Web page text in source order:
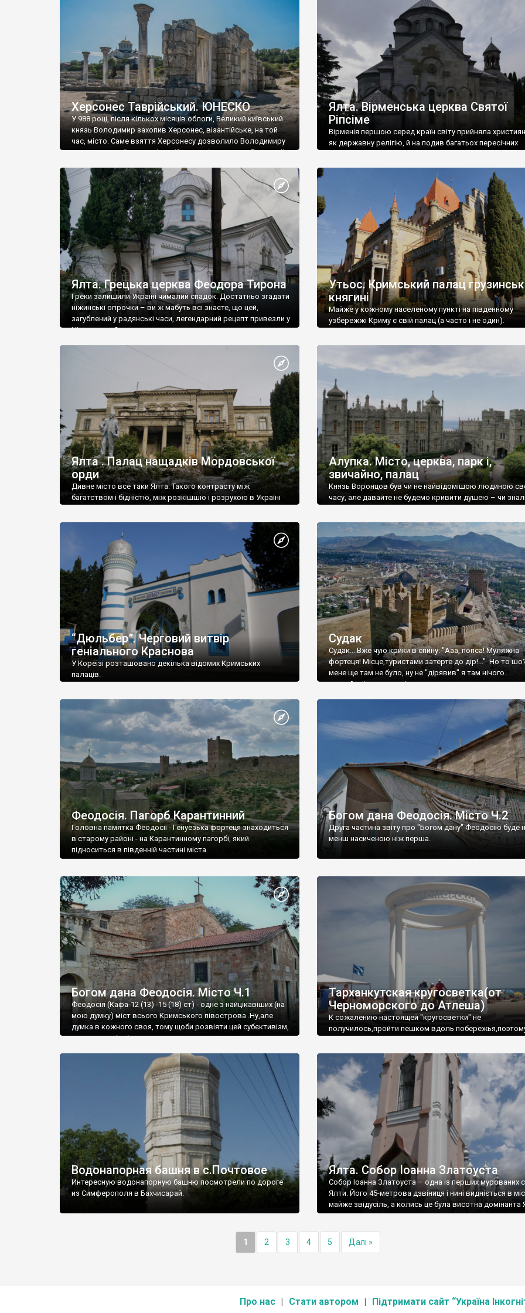
візантійської доби. Раритети викрадені з фондів об’єкту
культурної спадщини ЮНЕСКО «Херсонеса Таврійського».
Офіційно – на виставку «Золото Візантії», але експерти та
влада в Україні вважають це лише […]
називаються «повстяками» (postaki)…” “Вино. Крим
виробляє відмінне вино і його вдосталь: воно все
легке біле і дуже […]
Херсонес Таврійський. ЮНЕСКО
У 988 році, після кількох місяців облоги, Великий київський
князь Володимир захопив Херсонес, візантійське, на той
час, місто. Саме взяття Херсонесу дозволило Володимиру
диктувати свої умови візантійському імператору Василю ІІ,
Херсонесі Володимир-язичник, став Василем-
християнином. А потім було Хрещення Русі. На честь
Херсонесу Таврійського названо місто […]
Ялта. Вірменська церква Святої
Ріпсіме
Вірменія першою серед країн світу прийняла
як державну релігію, й на подив багатьох пересічних
Ялта. Грецька церква Феодора Тирона
Греки залишили Україні чималий спадок. Достатньо згадати
ніжинські огірочки – ви ж мабуть всі знаєте, що цей,
загублений у радянські часи, легендарний рецепт привезли у
Ніжин греки?
Утьос. Кримський палац
княгині
Майже у кожному населеному пункті на південному
узбережжі Криму є свій палац (а часто і не один).
Ялта . Палац нащадків Мордовської
орди
Дивне місто все таки Ялта. Такого контрасту між
багатством і бідністю, між розкішшю і розрухою в Україні
Алупка. Місто, церква, парк і,
звичайно, палац
Князь Воронцов був чи не найвідомішою людиною
часу, але давайте не будемо кривити душею – чи
“Дюльбер”. Черговий витвір
геніального Краснова
У Кореїзі розташовано декілька відомих Кримських
палаців.
Судак
Судак... Вже чую крики в спину: "Ааа, попса! Муляжна
фортеця! Місце,туристами затерте до дір!..." Но то
мене ще там не було, ну не "дірявив" я там нічого...
принаймні до цього літа.
Феодосія. Пагорб Карантинний
Головна памятка Феодосії - Генуезька фортеця знаходиться
в старому районі - на Карантинному пагорбі, який
підноситься в південній частині міста.
Богом дана Феодосія. Місто Ч.2
Друга частина звіту про "Богом дану" Феодосію буде
менш насиченою ніж перша.
Богом дана Феодосія. Місто Ч.1
Феодосія (Кафа-12 (13) -15 (18) ст) - одне з найцікавіших (на
мою думку) міст всього Кримського півострова .Ну,але
думка в кожного своя, тому щоби розвіяти цей субєктивізм,
запрошую відвідати це
Тарханкутская кругосветка(от
Черноморского до Атлеша)
К сожалению настоящей "кругосветки" не
получилось,пройти пешком вдоль
Водонапорная башня в с.Почтовое
Интересную водонапорную башню посмотрели по дороге
из Симферополя в Бахчисарай.
Ялта. Собор Іоанна Златоуста
Собор Іоанна Златоуста – одна із перших мурованих
Ялти. Його 45-метрова дзвіниця і нині видніється в
майже звідусіль, а колись це була висотна домінанта
1 2 3 4 5 Далі »
Про нас Стати автором Підтримати сайт “Україна